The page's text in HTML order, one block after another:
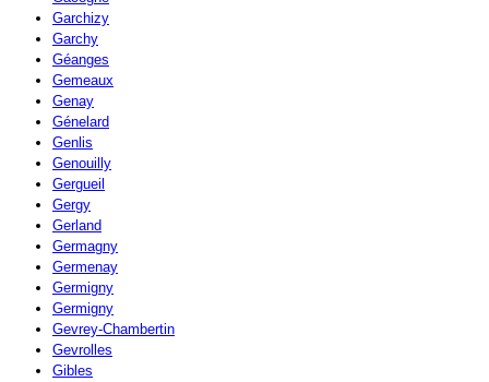
Garchizy
Garchy
Géanges
Gemeaux
Genay
Génelard
Genlis
Genouilly
Gergueil
Gergy
Gerland
Germagny
Germenay
Germigny
Germigny
Gevrey-Chambertin
Gevrolles
Gibles